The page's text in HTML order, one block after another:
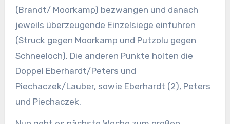
(Brandt/ Moorkamp) bezwangen und danach
jeweils überzeugende Einzelsiege einfuhren
(Struck gegen Moorkamp und Putzolu gegen
Schneeloch). Die anderen Punkte holten die
Doppel Eberhardt/Peters und
Piechaczek/Lauber, sowie Eberhardt (2), Peters
und Piechaczek.